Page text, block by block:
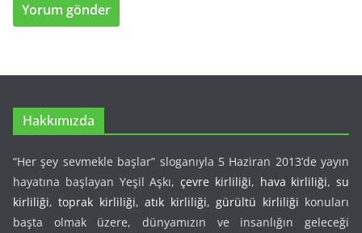
Hakkımızda
“Her şey sevmekle başlar” sloganıyla 5 Haziran 2013’de yayın
hayatına başlayan Yeşil Aşkı, çevre kirliliği, hava kirliliği, su
kirliliği,toprak kirliliği,atık kirliliği,gürültü kirliliği konuları
başta olmak üzere, dünyamızın ve insanlığın geleceği